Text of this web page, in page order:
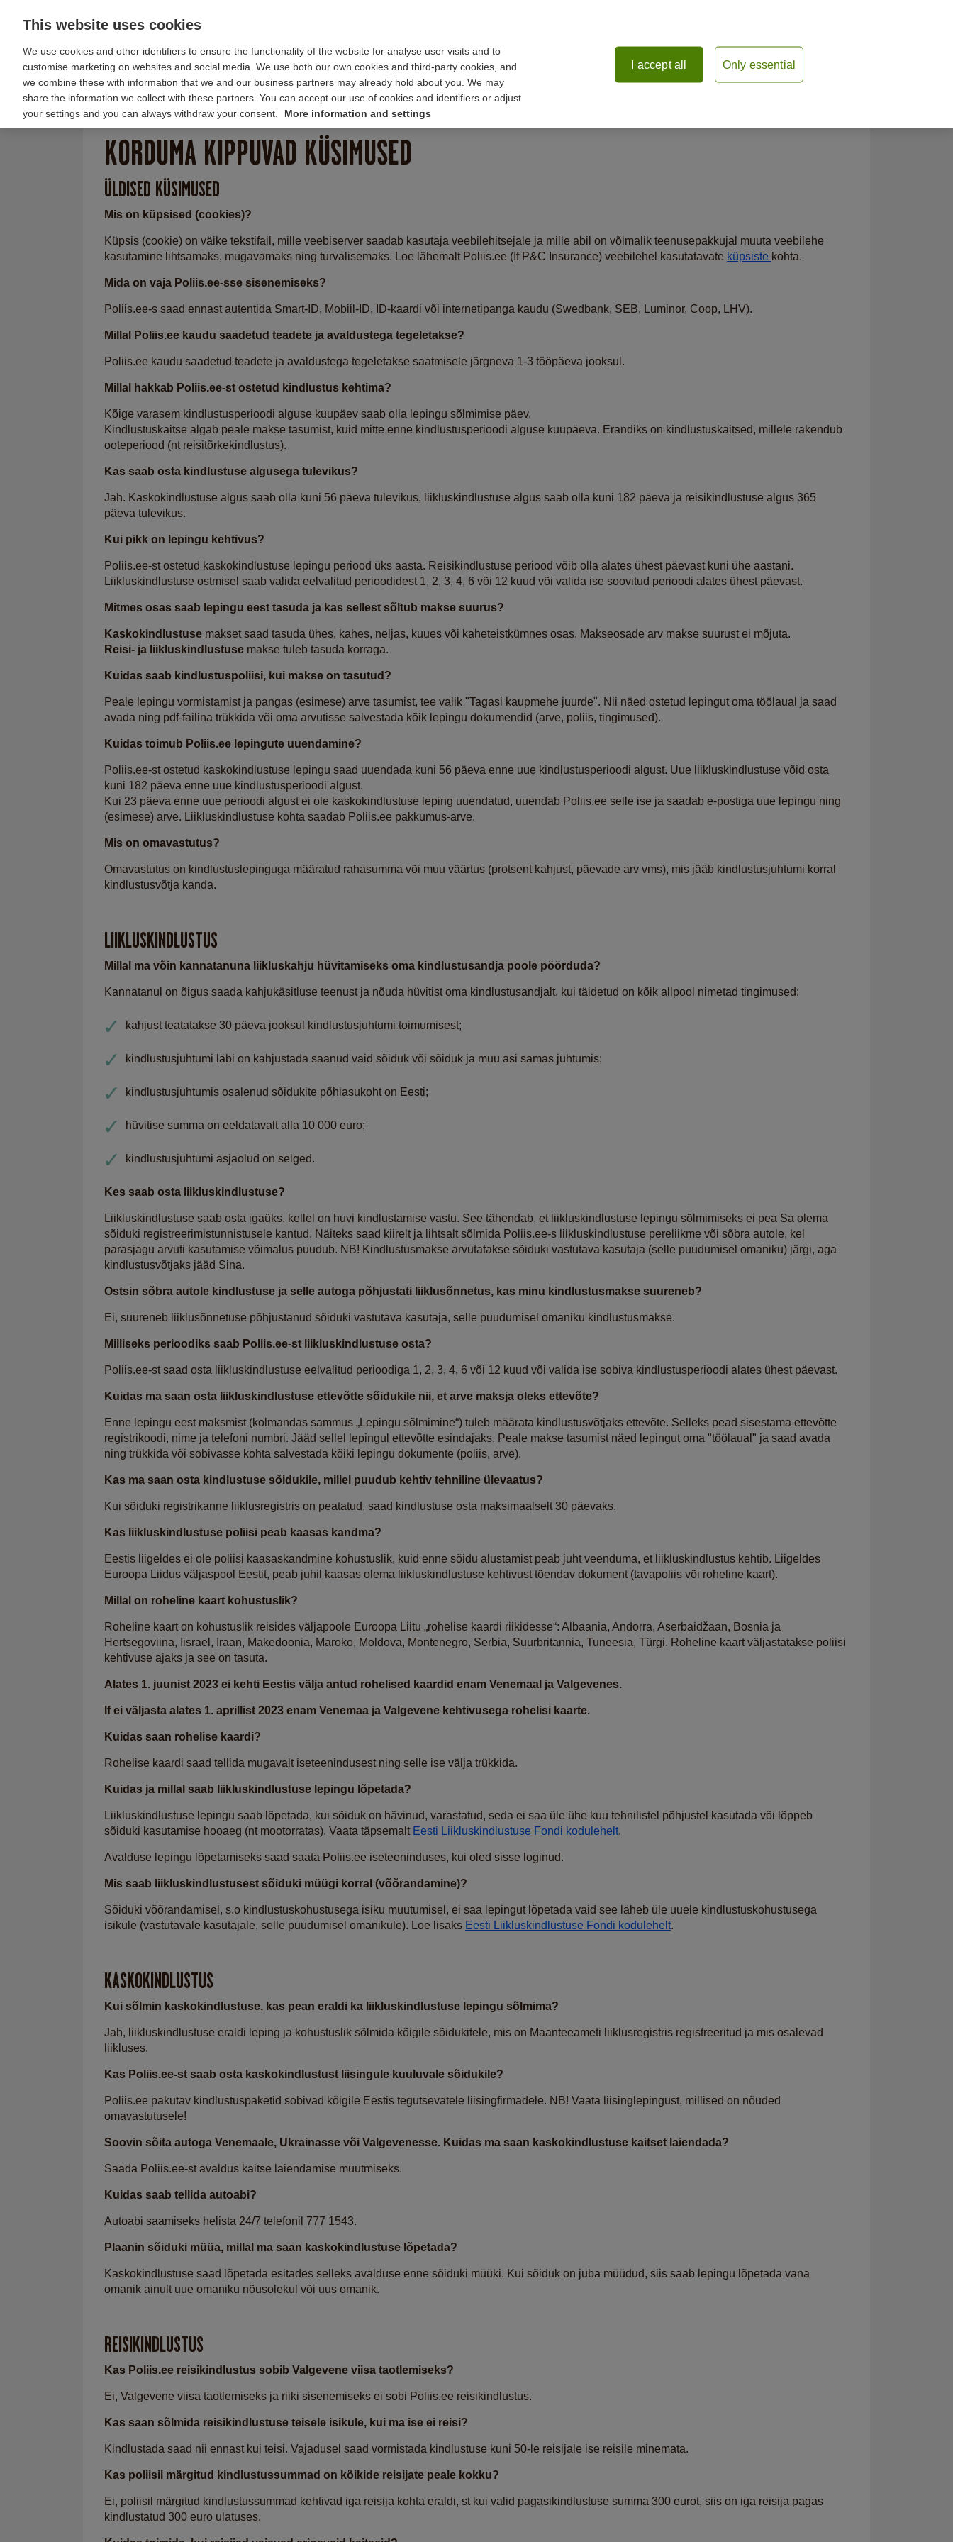
Liikluskindlustus Kaskokindlustus Reisikindlustus
Küsimused
KORDUMA KIPPUVAD KÜSIMUSED
ÜLDISED KÜSIMUSED
Mis on küpsised (cookies)?
Küpsis (cookie) on väike tekstifail, mille veebiserver saadab kasutaja veebilehitsejale ja mille abil on võimalik teenusepakkujal muuta veebilehe
kasutamine lihtsamaks, mugavamaks ning turvalisemaks. Loe lähemalt Poliis.ee (If P&C Insurance) veebilehel kasutatavate küpsiste kohta.
Mida on vaja Poliis.ee-sse sisenemiseks?
Poliis.ee-s saad ennast autentida Smart-ID, Mobiil-ID, ID-kaardi või internetipanga kaudu (Swedbank, SEB, Luminor, Coop, LHV).
Millal Poliis.ee kaudu saadetud teadete ja avaldustega tegeletakse?
Poliis.ee kaudu saadetud teadete ja avaldustega tegeletakse saatmisele järgneva 1-3 tööpäeva jooksul.
Millal hakkab Poliis.ee-st ostetud kindlustus kehtima?
Kõige varasem kindlustusperioodi alguse kuupäev saab olla lepingu sõlmimise päev.
Kindlustuskaitse algab peale makse tasumist, kuid mitte enne kindlustusperioodi alguse kuupäeva. Erandiks on kindlustuskaitsed, millele rakendub
ooteperiood (nt reisitõrkekindlustus).
Kas saab osta kindlustuse algusega tulevikus?
Jah. Kaskokindlustuse algus saab olla kuni 56 päeva tulevikus, liikluskindlustuse algus saab olla kuni 182 päeva ja reisikindlustuse algus 365
päeva tulevikus.
Kui pikk on lepingu kehtivus?
Poliis.ee-st ostetud kaskokindlustuse lepingu periood üks aasta. Reisikindlustuse periood võib olla alates ühest päevast kuni ühe aastani.
Liikluskindlustuse ostmisel saab valida eelvalitud perioodidest 1, 2, 3, 4, 6 või 12 kuud või valida ise soovitud perioodi alates ühest päevast.
Mitmes osas saab lepingu eest tasuda ja kas sellest sõltub makse suurus?
Kaskokindlustuse makset saad tasuda ühes, kahes, neljas, kuues või kaheteistkümnes osas. Makseosade arv makse suurust ei mõjuta.
Reisi- ja liikluskindlustuse makse tuleb tasuda korraga.
Kuidas saab kindlustuspoliisi, kui makse on tasutud?
Peale lepingu vormistamist ja pangas (esimese) arve tasumist, tee valik "Tagasi kaupmehe juurde". Nii näed ostetud lepingut oma töölaual ja saad
avada ning pdf-failina trükkida või oma arvutisse salvestada kõik lepingu dokumendid (arve, poliis, tingimused).
Kuidas toimub Poliis.ee lepingute uuendamine?
Poliis.ee-st ostetud kaskokindlustuse lepingu saad uuendada kuni 56 päeva enne uue kindlustusperioodi algust. Uue liikluskindlustuse võid osta
kuni 182 päeva enne uue kindlustusperioodi algust.
Kui 23 päeva enne uue perioodi algust ei ole kaskokindlustuse leping uuendatud, uuendab Poliis.ee selle ise ja saadab e-postiga uue lepingu ning
(esimese) arve. Liikluskindlustuse kohta saadab Poliis.ee pakkumus-arve.
Mis on omavastutus?
Omavastutus on kindlustuslepinguga määratud rahasumma või muu väärtus (protsent kahjust, päevade arv vms), mis jääb kindlustusjuhtumi korral
kindlustusvõtja kanda.
LIIKLUSKINDLUSTUS
Millal ma võin kannatanuna liikluskahju hüvitamiseks oma kindlustusandja poole pöörduda?
Kannatanul on õigus saada kahjukäsitluse teenust ja nõuda hüvitist oma kindlustusandjalt, kui täidetud on kõik allpool nimetad tingimused:
kahjust teatatakse 30 päeva jooksul kindlustusjuhtumi toimumisest;
kindlustusjuhtumi läbi on kahjustada saanud vaid sõiduk või sõiduk ja muu asi samas juhtumis;
kindlustusjuhtumis osalenud sõidukite põhiasukoht on Eesti;
hüvitise summa on eeldatavalt alla 10 000 euro;
kindlustusjuhtumi asjaolud on selged.
Kes saab osta liikluskindlustuse?
Liikluskindlustuse saab osta igaüks, kellel on huvi kindlustamise vastu. See tähendab, et liikluskindlustuse lepingu sõlmimiseks ei pea Sa olema
sõiduki registreerimistunnistusele kantud. Näiteks saad kiirelt ja lihtsalt sõlmida Poliis.ee-s liikluskindlustuse pereliikme või sõbra autole, kel
parasjagu arvuti kasutamise võimalus puudub. NB! Kindlustusmakse arvutatakse sõiduki vastutava kasutaja (selle puudumisel omaniku) järgi, aga
kindlustusvõtjaks jääd Sina.
Ostsin sõbra autole kindlustuse ja selle autoga põhjustati liiklusõnnetus, kas minu kindlustusmakse suureneb?
Ei, suureneb liiklusõnnetuse põhjustanud sõiduki vastutava kasutaja, selle puudumisel omaniku kindlustusmakse.
Milliseks perioodiks saab Poliis.ee-st liikluskindlustuse osta?
Poliis.ee-st saad osta liikluskindlustuse eelvalitud perioodiga 1, 2, 3, 4, 6 või 12 kuud või valida ise sobiva kindlustusperioodi alates ühest päevast.
Kuidas ma saan osta liikluskindlustuse ettevõtte sõidukile nii, et arve maksja oleks ettevõte?
Enne lepingu eest maksmist (kolmandas sammus „Lepingu sõlmimine“) tuleb määrata kindlustusvõtjaks ettevõte. Selleks pead sisestama ettevõtte
registrikoodi, nime ja telefoni numbri. Jääd sellel lepingul ettevõtte esindajaks. Peale makse tasumist näed lepingut oma "töölaual" ja saad avada
ning trükkida või sobivasse kohta salvestada kõiki lepingu dokumente (poliis, arve).
Kas ma saan osta kindlustuse sõidukile, millel puudub kehtiv tehniline ülevaatus?
Kui sõiduki registrikanne liiklusregistris on peatatud, saad kindlustuse osta maksimaalselt 30 päevaks.
Kas liikluskindlustuse poliisi peab kaasas kandma?
Eestis liigeldes ei ole poliisi kaasaskandmine kohustuslik, kuid enne sõidu alustamist peab juht veenduma, et liikluskindlustus kehtib. Liigeldes
Euroopa Liidus väljaspool Eestit, peab juhil kaasas olema liikluskindlustuse kehtivust tõendav dokument (tavapoliis või roheline kaart).
Millal on roheline kaart kohustuslik?
Roheline kaart on kohustuslik reisides väljapoole Euroopa Liitu „rohelise kaardi riikidesse“: Albaania, Andorra, Aserbaidžaan, Bosnia ja
Hertsegoviina, Iisrael, Iraan, Makedoonia, Maroko, Moldova, Montenegro, Serbia, Suurbritannia, Tuneesia, Türgi. Roheline kaart väljastatakse poliisi
kehtivuse ajaks ja see on tasuta.
Alates 1. juunist 2023 ei kehti Eestis välja antud rohelised kaardid enam Venemaal ja Valgevenes.
If ei väljasta alates 1. aprillist 2023 enam Venemaa ja Valgevene kehtivusega rohelisi kaarte.
Kuidas saan rohelise kaardi?
Rohelise kaardi saad tellida mugavalt iseteenindusest ning selle ise välja trükkida.
Kuidas ja millal saab liikluskindlustuse lepingu lõpetada?
Liikluskindlustuse lepingu saab lõpetada, kui sõiduk on hävinud, varastatud, seda ei saa üle ühe kuu tehnilistel põhjustel kasutada või lõppeb
sõiduki kasutamise hooaeg (nt mootorratas). Vaata täpsemalt Eesti Liikluskindlustuse Fondi kodulehelt.
Avalduse lepingu lõpetamiseks saad saata Poliis.ee iseteeninduses, kui oled sisse loginud.
Mis saab liikluskindlustusest sõiduki müügi korral (võõrandamine)?
Sõiduki võõrandamisel, s.o kindlustuskohustusega isiku muutumisel, ei saa lepingut lõpetada vaid see läheb üle uuele kindlustuskohustusega
isikule (vastutavale kasutajale, selle puudumisel omanikule). Loe lisaks Eesti Liikluskindlustuse Fondi kodulehelt.
KASKOKINDLUSTUS
Kui sõlmin kaskokindlustuse, kas pean eraldi ka liikluskindlustuse lepingu sõlmima?
Jah, liikluskindlustuse eraldi leping ja kohustuslik sõlmida kõigile sõidukitele, mis on Maanteeameti liiklusregistris registreeritud ja mis osalevad
liikluses.
Kas Poliis.ee-st saab osta kaskokindlustust liisingule kuuluvale sõidukile?
Poliis.ee pakutav kindlustuspaketid sobivad kõigile Eestis tegutsevatele liisingfirmadele. NB! Vaata liisinglepingust, millised on nõuded
omavastutusele!
Soovin sõita autoga Venemaale, Ukrainasse või Valgevenesse. Kuidas ma saan kaskokindlustuse kaitset laiendada?
Saada Poliis.ee-st avaldus kaitse laiendamise muutmiseks.
Kuidas saab tellida autoabi?
Autoabi saamiseks helista 24/7 telefonil 777 1543.
Plaanin sõiduki müüa, millal ma saan kaskokindlustuse lõpetada?
Kaskokindlustuse saad lõpetada esitades selleks avalduse enne sõiduki müüki. Kui sõiduk on juba müüdud, siis saab lepingu lõpetada vana
omanik ainult uue omaniku nõusolekul või uus omanik.
REISIKINDLUSTUS
Kas Poliis.ee reisikindlustus sobib Valgevene viisa taotlemiseks?
Ei, Valgevene viisa taotlemiseks ja riiki sisenemiseks ei sobi Poliis.ee reisikindlustus.
Kas saan sõlmida reisikindlustuse teisele isikule, kui ma ise ei reisi?
Kindlustada saad nii ennast kui teisi. Vajadusel saad vormistada kindlustuse kuni 50-le reisijale ise reisile minemata.
Kas poliisil märgitud kindlustussummad on kõikide reisijate peale kokku?
Ei, poliisil märgitud kindlustussummad kehtivad iga reisija kohta eraldi, st kui valid pagasikindlustuse summa 300 eurot, siis on iga reisija pagas
kindlustatud 300 euro ulatuses.
This website uses cookies
We use cookies and other identifiers to ensure the functionality of the website for analyse user visits and to
customise marketing on websites and social media. We use both our own cookies and third-party cookies, and
we combine these with information that we and our business partners may already hold about you. We may
share the information we collect with these partners. You can accept our use of cookies and identifiers or adjust
your settings and you can always withdraw your consent.
More information and settings
Only essential
I accept all